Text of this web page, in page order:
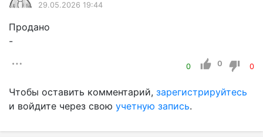
29.05.2026 19:44
Продано
-
0 0 0
Чтобы оставить комментарий, зарегистрируйтесь
и войдите через свою учетную запись.